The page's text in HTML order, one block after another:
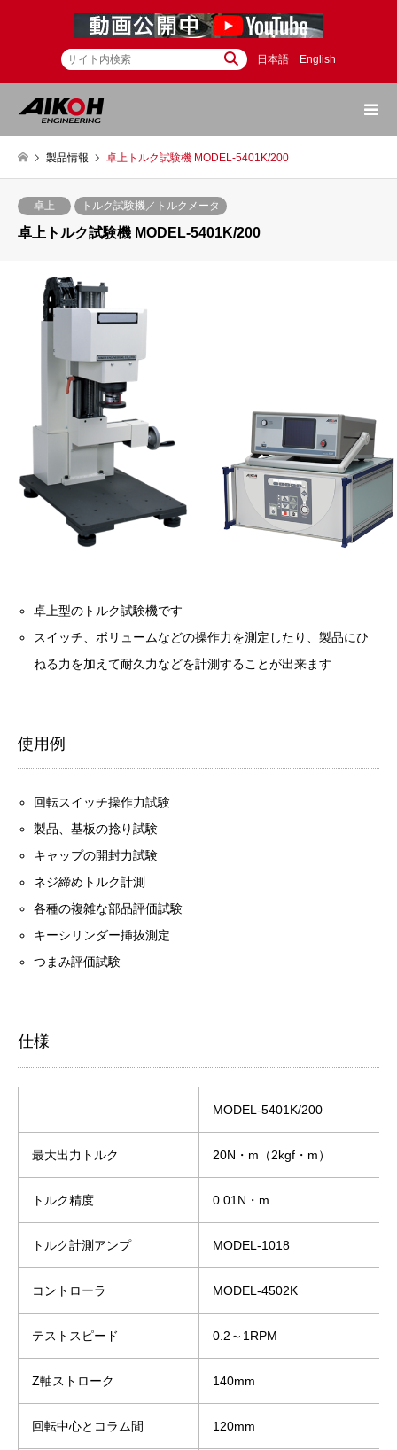
日本語 English
製品情報 卓上トルク試験機 MODEL-5401K/200
卓上 トルク試験機／トルクメータ
卓上トルク試験機 MODEL-5401K/200
卓上型のトルク試験機です
スイッチ、ボリュームなどの操作力を測定したり、製品にひ
ねる力を加えて耐久力などを計測することが出来ます
使用例
回転スイッチ操作力試験
製品、基板の捻り試験
キャップの開封力試験
ネジ締めトルク計測
各種の複雑な部品評価試験
キーシリンダー挿抜測定
つまみ評価試験
仕様
MODEL-5401K/200
最大出力トルク 20N・m（2kgf・m）
トルク精度 0.01N・m
トルク計測アンプ MODEL-1018
コントローラ MODEL-4502K
テストスピード 0.2～1RPM
Z軸ストローク 140mm
回転中心とコラム間 120mm